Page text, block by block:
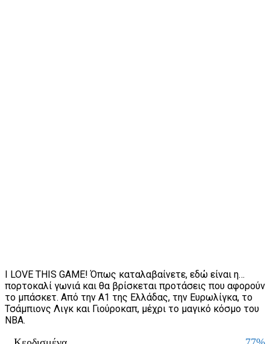
I LOVE THIS GAME! Όπως καταλαβαίνετε, εδώ είναι η…
πορτοκαλί γωνιά και θα βρίσκεται προτάσεις που αφορούν
το μπάσκετ. Από την Α1 της Ελλάδας, την Ευρωλίγκα, το
Τσάμπιονς Λιγκ και Γιούροκαπ, μέχρι το μαγικό κόσμο του
NBA.